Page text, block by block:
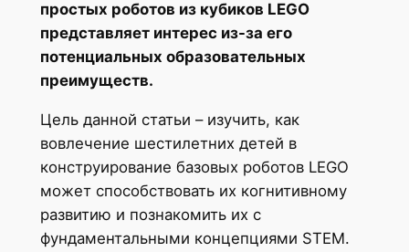
простых роботов из кубиков LEGO
представляет интерес из-за его
потенциальных образовательных
преимуществ.
Цель данной статьи – изучить, как
вовлечение шестилетних детей в
конструирование базовых роботов LEGO
может способствовать их когнитивному
развитию и познакомить их с
фундаментальными концепциями STEM.